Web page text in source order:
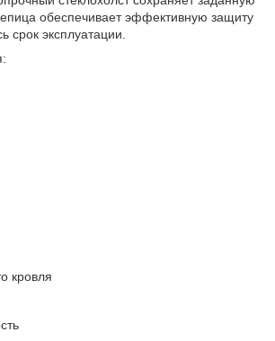
обеспечивает эффективную защиту
срок эксплуатации.
кровля